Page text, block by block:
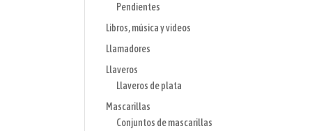
Pendientes
Libros, música y videos
Llamadores
Llaveros
Llaveros de plata
Mascarillas
Conjuntos de mascarillas